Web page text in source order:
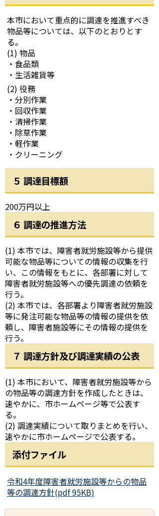
本市において重点的に調達を推進すべき
物品等については、以下のとおりとす
る。
(1) 物品
・食品類
・生活雑貨等
(2) 役務
・分別作業
・回収作業
・清掃作業
・除草作業
・軽作業
・クリーニング
５ 調達目標額
200万円以上
６ 調達の推進方法
(1) 本市では、障害者就労施設等から提供
可能な物品等についての情報の収集を行
い、この情報をもとに、各部署に対して
障害者就労施設等への優先調達の依頼を
行う。
(2) 本市では、各部署より障害者就労施設
等に発注可能な物品等の情報の提供を依
頼し、障害者施設等にその情報の提供を
行う。
７ 調達方針及び調達実績の公表
(1) 本市において、障害者就労施設等から
の物品等の調達方針を作成したときは、
速やかに、市ホームページ等で公表す
る。
(2) 調達実績について取りまとめを行い、
速やかに市ホームページで公表する。
添付ファイル
令和4年度障害者就労施設等からの物品
等の調達方針(pdf 95KB)